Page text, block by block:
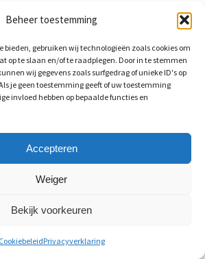
Beheer toestemming
bieden, gebruiken wij technologieën zoals cookies om
op te slaan en/of te raadplegen. Door in te stemmen
wij gegevens zoals surfgedrag of unieke ID's op
je geen toestemming geeft of uw toestemming
invloed hebben op bepaalde functies en
Accepteren
Weiger
Bekijk voorkeuren
CookiebeleidPrivacyverklaring
in combinatie met vloerverwarming. Een
tegels nemen warmte goed op en
af naar de ruimte erboven. Houd bij het
tegelvloer wel rekening met de
bij een tegelvloer in wildverband. Door
dat een tegel uitzet of krimpt. Om
Deze moet u voegen. Als u wilt